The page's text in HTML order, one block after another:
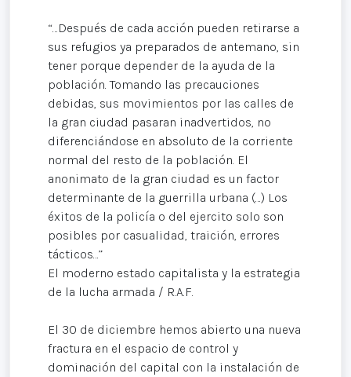
“…Después de cada acción pueden retirarse a
sus refugios ya preparados de antemano, sin
tener porque depender de la ayuda de la
población. Tomando las precauciones
debidas, sus movimientos por las calles de
la gran ciudad pasaran inadvertidos, no
diferenciándose en absoluto de la corriente
normal del resto de la población. El
anonimato de la gran ciudad es un factor
determinante de la guerrilla urbana (…) Los
éxitos de la policía o del ejercito solo son
posibles por casualidad, traición, errores
tácticos…”
El moderno estado capitalista y la estrategia
de la lucha armada / R.A.F.
El 30 de diciembre hemos abierto una nueva
fractura en el espacio de control y
dominación del capital con la instalación de